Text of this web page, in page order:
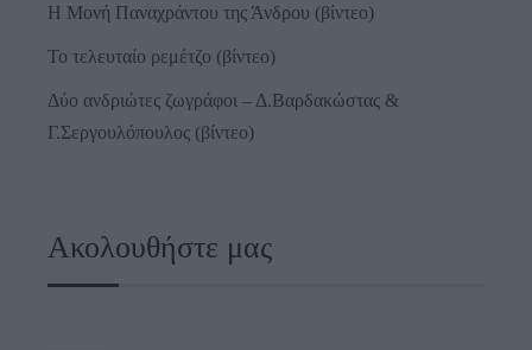
Η Μονή Παναχράντου της Άνδρου (βίντεο)
Το τελευταίο ρεμέτζο (βίντεο)
Δύο ανδριώτες ζωγράφοι – Δ.Βαρδακώστας &
Γ.Σεργουλόπουλος (βίντεο)
Ακολουθήστε μας